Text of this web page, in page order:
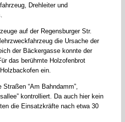
Drehleiter und
auf der Regensburger Str.
die Ursache der
der Bäckergasse konnte der
das berühmte Holzofenbrot
ein.
“Am Bahndamm”,
kontrolliert. Da auch hier kein
die Einsatzkräfte nach etwa 30